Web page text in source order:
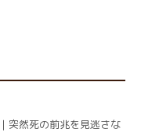
突然死の前兆を見逃さな